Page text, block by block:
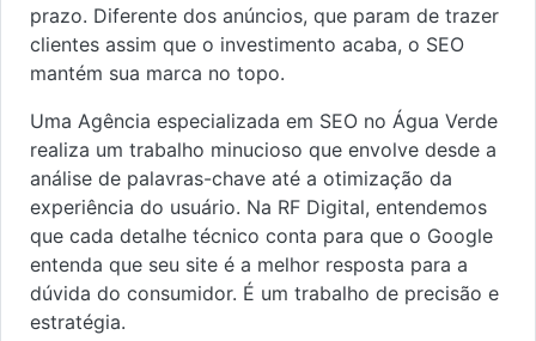
prazo. Diferente dos anúncios, que param de trazer
clientes assim que o investimento acaba, o SEO
mantém sua marca no topo.
Uma Agência especializada em SEO no Água Verde
realiza um trabalho minucioso que envolve desde a
análise de palavras-chave até a otimização da
experiência do usuário. Na RF Digital, entendemos
que cada detalhe técnico conta para que o Google
entenda que seu site é a melhor resposta para a
dúvida do consumidor. É um trabalho de precisão e
estratégia.